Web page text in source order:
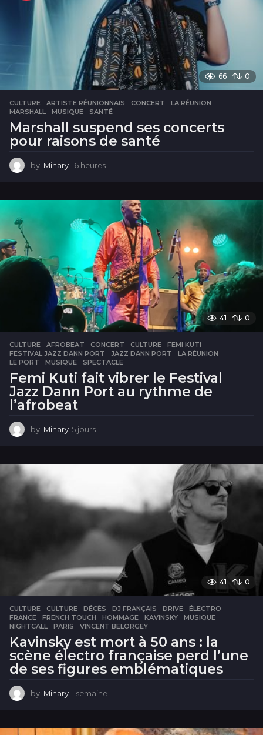
s
66 0
CULTURE ARTISTE RÉUNIONNAIS ,CONCERT ,LA RÉUNION
MARSHALL
,MUSIQUE ,SANTÉ
Marshall suspend ses concerts
pour raisons de santé
by Mihary 16 heures
e
e
s
41 0
CULTURE AFROBEAT ,CONCERT ,CULTURE ,FEMI KUTI
FESTIVAL JAZZ DANN PORT
,JAZZ DANN PORT ,LA RÉUNION
LE PORT
,MUSIQUE ,SPECTACLE
Femi Kuti fait vibrer le Festival
Jazz Dann Port au rythme de
l’afrobeat
by Mihary 5 jours
u
41 0
CULTURE CULTURE ,DÉCÈS ,DJ FRANÇAIS ,DRIVE ,ÉLECTRO
FRANCE
,FRENCH TOUCH ,HOMMAGE ,KAVINSKY ,MUSIQUE
NIGHTCALL
,PARIS ,VINCENT BELORGEY
Kavinsky est mort à 50 ans : la
scène électro française perd l’une
de ses figures emblématiques
by Mihary 1 semaine
m